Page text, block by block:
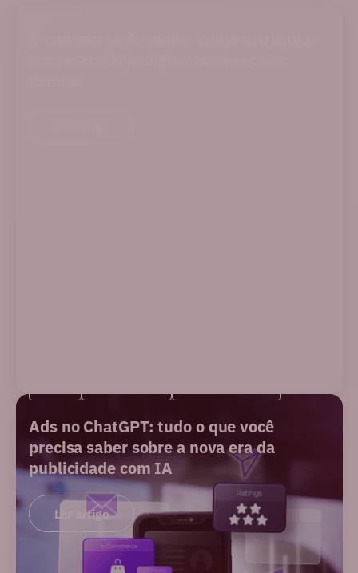
Ads no ChatGPT: tudo o que você
precisa saber sobre a nova era da
publicidade com IA
Ler artigo